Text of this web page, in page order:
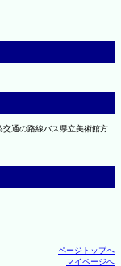
交通の路線バス県立美術館方
ページトップへ
マイページへ